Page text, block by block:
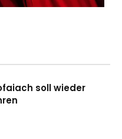
soll wieder